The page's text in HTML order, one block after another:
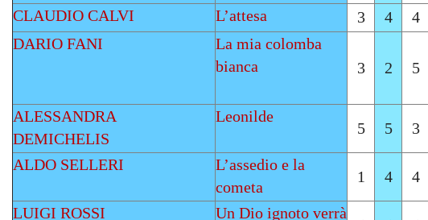
CLAUDIO CALVI L’attesa 3 4 4
DARIO FANI
La mia colomba
bianca
3 2 5
ALESSANDRA
DEMICHELIS
Leonilde
5 5 3
ALDO SELLERI
L’assedio e la
cometa
1 4 4
LUIGI ROSSI Un Dio ignoto verrà